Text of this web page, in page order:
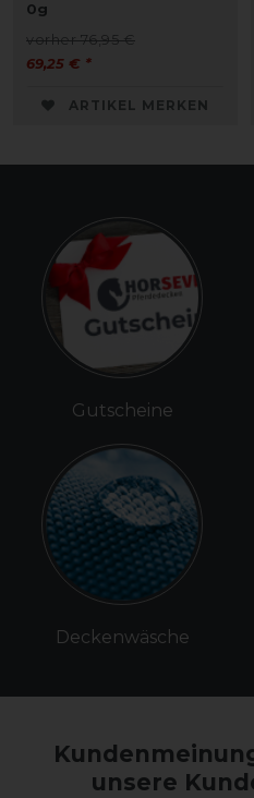
0g
vorher 76,95 €
69,25 € *
ARTIKEL MERKEN
Gutscheine
Deckenwäsche
unsere